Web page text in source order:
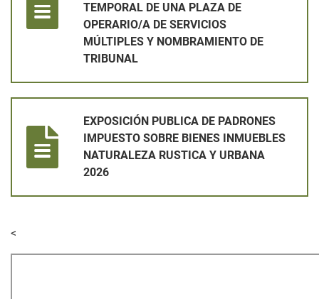
TEMPORAL DE UNA PLAZA DE
OPERARIO/A DE SERVICIOS
MÚLTIPLES Y NOMBRAMIENTO DE
TRIBUNAL
EXPOSICIÓN PUBLICA DE PADRONES
IMPUESTO SOBRE BIENES INMUEBLES
NATURALEZA RUSTICA Y URBANA
2026
<